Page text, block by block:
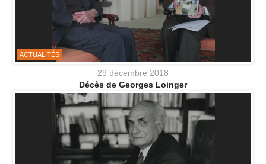
ACTUALITÉS
29 décembre 2018
Décès de Georges Loinger